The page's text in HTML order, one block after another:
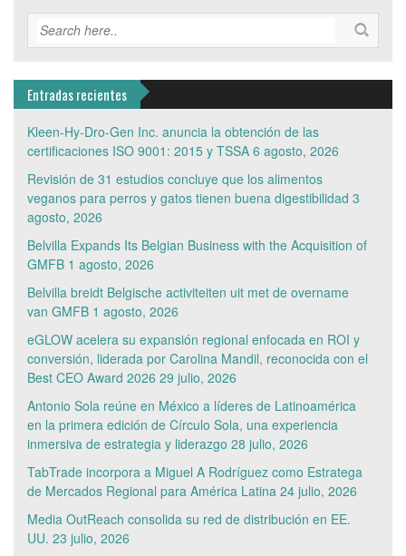
Entradas recientes
Kleen-Hy-Dro-Gen Inc. anuncia la obtención de las
certificaciones ISO 9001: 2015 y TSSA 6 agosto, 2026
Revisión de 31 estudios concluye que los alimentos
veganos para perros y gatos tienen buena digestibilidad 3
agosto, 2026
Belvilla Expands Its Belgian Business with the Acquisition of
GMFB 1 agosto, 2026
Belvilla breidt Belgische activiteiten uit met de overname
van GMFB 1 agosto, 2026
eGLOW acelera su expansión regional enfocada en ROI y
conversión, liderada por Carolina Mandil, reconocida con el
Best CEO Award 2026 29 julio, 2026
Antonio Sola reúne en México a líderes de Latinoamérica
en la primera edición de Círculo Sola, una experiencia
inmersiva de estrategia y liderazgo 28 julio, 2026
TabTrade incorpora a Miguel A Rodríguez como Estratega
de Mercados Regional para América Latina 24 julio, 2026
Media OutReach consolida su red de distribución en EE.
UU. 23 julio, 2026